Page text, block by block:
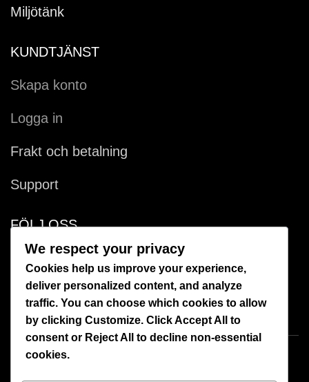
Miljötänk
KUNDTJÄNST
Skapa konto
Logga in
Frakt och betalning
Support
FÖLJ OSS
Facebook
Instagram
We respect your privacy
Cookies help us improve your experience,
deliver personalized content, and analyze
traffic. You can choose which cookies to allow
by clicking Customize. ClickAccept All
to
consent or Reject All
to decline non-essential
cookies.